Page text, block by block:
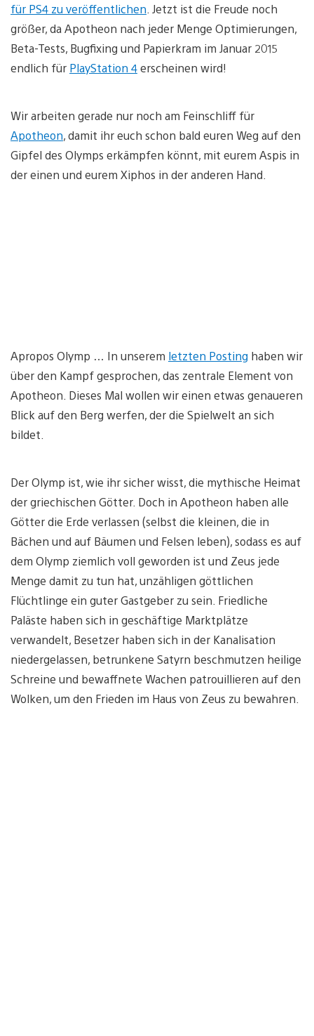
für PS4 zu veröffentlichen . Jetzt ist die Freude noch
größer, da Apotheon nach jeder Menge Optimierungen,
Beta-Tests, Bugfixing und Papierkram im Januar 2015
endlich für PlayStation 4erscheinen wird!
Wir arbeiten gerade nur noch am Feinschliff für
Apotheon, damit ihr euch schon bald euren Weg auf den
Gipfel des Olymps erkämpfen könnt, mit eurem Aspis in
der einen und eurem Xiphos in der anderen Hand.
Apropos Olymp … In unserem letzten Posting haben wir
über den Kampf gesprochen, das zentrale Element von
Apotheon. Dieses Mal wollen wir einen etwas genaueren
Blick auf den Berg werfen, der die Spielwelt an sich
bildet.
Der Olymp ist, wie ihr sicher wisst, die mythische Heimat
der griechischen Götter. Doch in Apotheon haben alle
Götter die Erde verlassen (selbst die kleinen, die in
Bächen und auf Bäumen und Felsen leben), sodass es auf
dem Olymp ziemlich voll geworden ist und Zeus jede
Menge damit zu tun hat, unzähligen göttlichen
Flüchtlinge ein guter Gastgeber zu sein. Friedliche
Paläste haben sich in geschäftige Marktplätze
verwandelt, Besetzer haben sich in der Kanalisation
niedergelassen, betrunkene Satyrn beschmutzen heilige
Schreine und bewaffnete Wachen patrouillieren auf den
Wolken, um den Frieden im Haus von Zeus zu bewahren.